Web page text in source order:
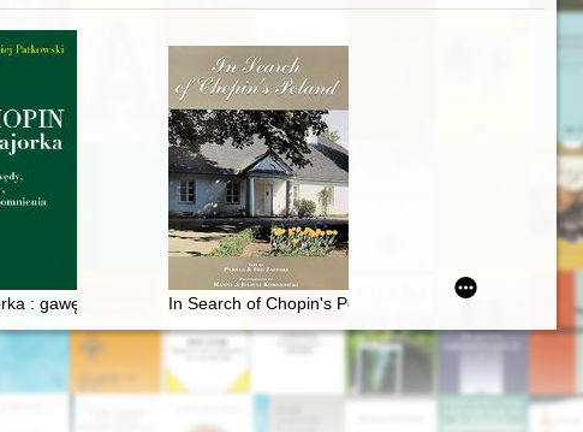
: gawędy, listy, wspomnieniaIn Search of Chopin's Poland